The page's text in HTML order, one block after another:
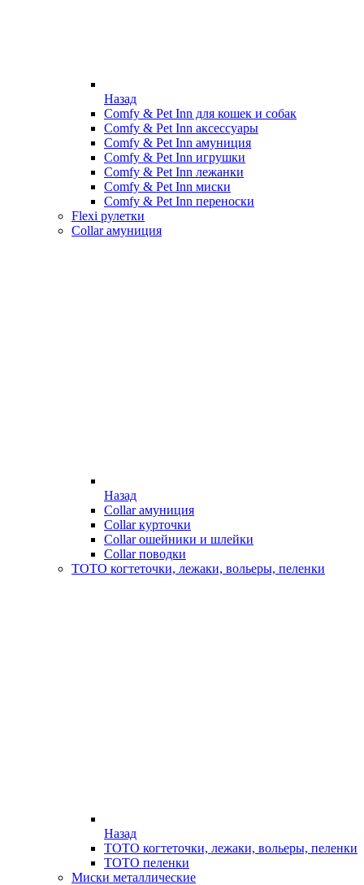
Назад
Comfy & Pet Inn для кошек и собак
Comfy & Pet Inn аксессуары
Comfy & Pet Inn амуниция
Comfy & Pet Inn игрушки
Comfy & Pet Inn лежанки
Comfy & Pet Inn миски
Comfy & Pet Inn переноски
Flexi рулетки
Collar амуниция
Назад
Collar амуниция
Collar курточки
Collar ошейники и шлейки
Collar поводки
ТОТО когтеточки, лежаки, вольеры, пеленки
Назад
ТОТО когтеточки, лежаки, вольеры, пеленки
ТОТО пеленки
Миски металлические